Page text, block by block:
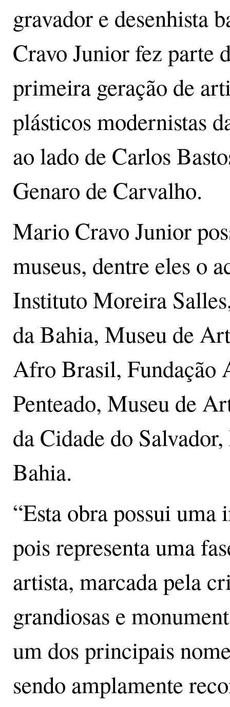
gravador e desenhista
Cravo Junior fez parte
primeira geração de
plásticos modernistas
ao lado de Carlos
Genaro de Carvalho.
Mario Cravo Junior
museus, dentre eles o
Instituto Moreira
da Bahia, Museu de
Afro Brasil, Fundação
Penteado, Museu de
da Cidade do
Bahia.
“Esta obra possui
pois representa uma
artista, marcada pela
grandiosas e
um dos principais
sendo amplamente